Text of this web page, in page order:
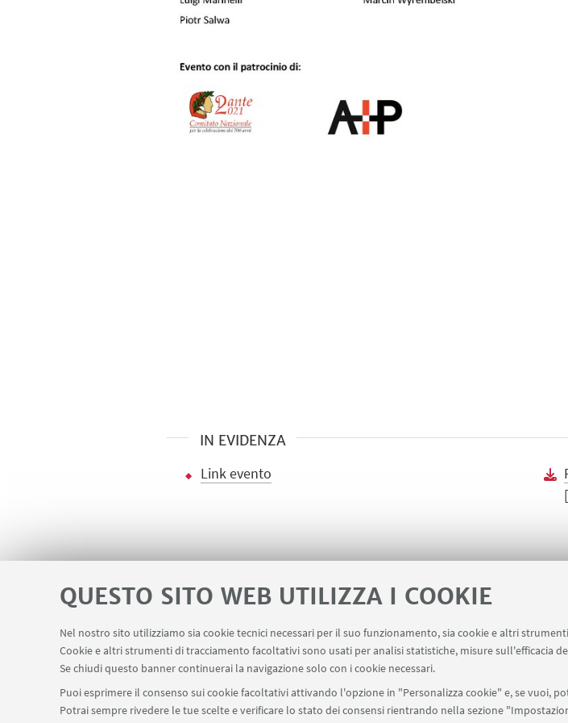
QUESTO SITO WEB UTILIZZA I COOKIE
Nel nostro sito utilizziamo sia cookie tecnici necessari per il suo funzionamento, sia cookie e altri
Cookie e altri strumenti di tracciamento facoltativi sono usati per analisi statistiche, misure sull'efficacia
Se chiudi questo banner continuerai la navigazione solo con i cookie necessari.
Puoi esprimere il consenso sui cookie facoltativi attivando l'opzione in "Personalizza cookie" e, se vuoi,
Potrai sempre rivedere le tue scelte e verificare lo stato dei consensi rientrando nella sezione
IN EVIDENZA
Link evento
LINK UTILI Servizi interni Area riservata Segnala un evento Contatti
SEGUI IL DIPARTIMENTO SU: SEGUI